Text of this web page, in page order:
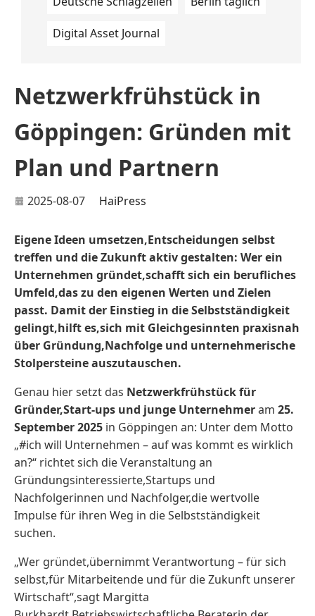
Digital Asset Journal
Netzwerkfrühstück in
Göppingen: Gründen mit
Plan und Partnern
2025-08-07 HaiPress
Eigene Ideen umsetzen,Entscheidungen selbst
treffen und die Zukunft aktiv gestalten: Wer ein
Unternehmen gründet,schafft sich ein berufliches
Umfeld,das zu den eigenen Werten und Zielen
passt. Damit der Einstieg in die Selbstständigkeit
gelingt,hilft es,sich mit Gleichgesinnten praxisnah
über Gründung,Nachfolge und unternehmerische
Stolpersteine auszutauschen.
Genau hier setzt das Netzwerkfrühstück für
Gründer,Start-ups und junge Unternehmeram 25.
September 2025 in Göppingen an: Unter dem Motto
„#ich will Unternehmen – auf was kommt es wirklich
an?“ richtet sich die Veranstaltung an
Gründungsinteressierte,Startups und
Nachfolgerinnen und Nachfolger,die wertvolle
Impulse für ihren Weg in die Selbstständigkeit
suchen.
„Wer gründet,übernimmt Verantwortung – für sich
selbst,für Mitarbeitende und für die Zukunft unserer
Wirtschaft“,sagt Margitta